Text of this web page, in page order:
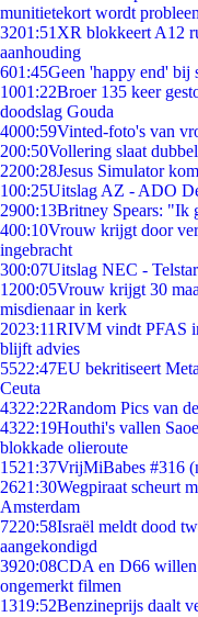
munitietekort wordt
3201:51 XR blokkeert A12
aanhouding
601:45Geen 'happy end' bij
1001:22Broer 135 keer
doodslag Gouda
4000:59Vinted-foto's van
200:50Vollering slaat
2200:28Jesus Simulator
100:25Uitslag AZ - ADO
2900:13Britney Spears: "Ik
400:10Vrouw krijgt door
ingebracht
300:07Uitslag NEC - Telstar
1200:05Vrouw krijgt 30
misdienaar in kerk
2023:11RIVM vindt PFAS
blijft advies
5522:47EU bekritiseert
Ceuta
4322:22Random Pics van
4322:19Houthi's vallen
blokkade olieroute
1521:37VrijMiBabes #316
2621:30Wegpiraat scheurt
Amsterdam
7220:58Israël meldt dood
aangekondigd
3920:08CDA en D66 willen
ongemerkt filmen
1319:52Benzineprijs daalt